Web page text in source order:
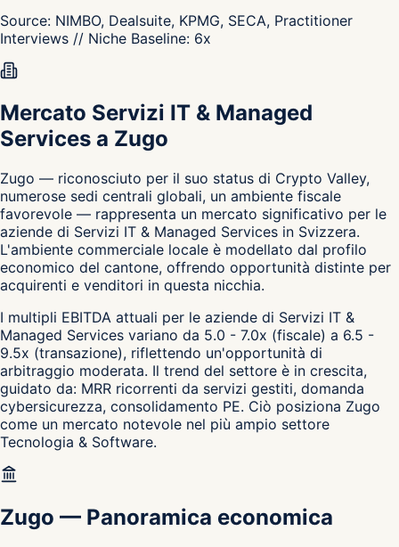
Source: NIMBO, Dealsuite, KPMG, SECA, Practitioner
Interviews // Niche Baseline: 6x
Mercato Servizi IT & Managed
Services a Zugo
Zugo — riconosciuto per il suo status di Crypto Valley,
numerose sedi centrali globali, un ambiente fiscale
favorevole — rappresenta un mercato significativo per le
aziende di Servizi IT & Managed Services in Svizzera.
L'ambiente commerciale locale è modellato dal profilo
economico del cantone, offrendo opportunità distinte per
acquirenti e venditori in questa nicchia.
I multipli EBITDA attuali per le aziende di Servizi IT &
Managed Services variano da 5.0 - 7.0x (fiscale) a 6.5 -
9.5x (transazione), riflettendo un'opportunità di
arbitraggio moderata. Il trend del settore è in crescita,
guidato da: MRR ricorrenti da servizi gestiti, domanda
cybersicurezza, consolidamento PE. Ciò posiziona Zugo
come un mercato notevole nel più ampio settore
Tecnologia & Software.
Zugo — Panoramica economica